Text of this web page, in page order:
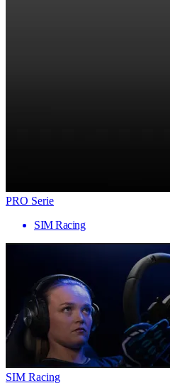
PRO Serie
SIM Racing
SIM Racing